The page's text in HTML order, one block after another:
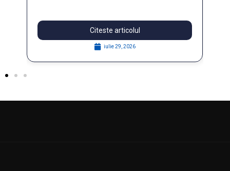
Citeste articolul
iulie 29, 2026